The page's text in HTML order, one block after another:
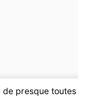
presque toutes